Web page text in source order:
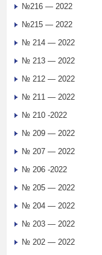
№216 — 2022
№215 — 2022
№ 214 — 2022
№ 213 — 2022
№ 212 — 2022
№ 211 — 2022
№ 210 -2022
№ 209 — 2022
№ 207 — 2022
№ 206 -2022
№ 205 — 2022
№ 204 — 2022
№ 203 — 2022
№ 202 — 2022